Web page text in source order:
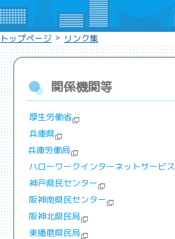
トップページ > リンク集
関係機関等
厚生労働省
兵庫県
兵庫労働局
ハローワークインターネットサービス
神戸県民センター
阪神南県民センター
阪神北県民局
東播磨県民局